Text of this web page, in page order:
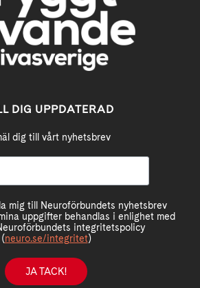
DIG UPPDATERAD
dig till vårt nyhetsbrev
mig till Neuroförbundets nyhetsbrev
uppgifter behandlas i enlighet med
integritetspolicy
(neuro.se/integritet)
JA TACK!